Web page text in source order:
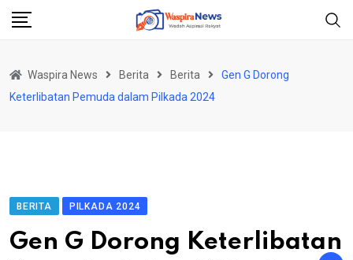
Skip
Waspira News Berita Berita
Gen G Dorong
Keterlibatan Pemuda dalam Pilkada 2024
BERITA PILKADA 2024
Gen G Dorong Keterlibatan